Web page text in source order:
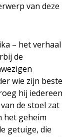
van deze
– het verhaal
de
wie zijn beste
hij iedereen
de stoel zat
het geheim
getuige, die